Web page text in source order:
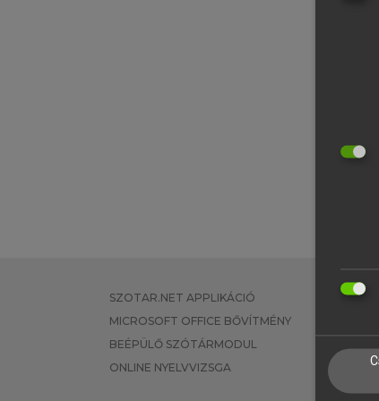
SZOTAR.NET APPLIKÁCIÓ
MICROSOFT OFFICE BŐVÍTMÉNY
BEÉPÜLŐ SZÓTÁRMODUL
ONLINE NYELVVIZSGA
EGYÉNI